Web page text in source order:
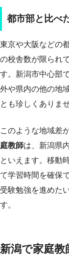
都市部と比べ
東京や大阪などの
の校舎数が限られ
す。新潟市中心部
外や県内の他の地
とも珍しくありませ
このような地域差
庭教師は、新潟県
といえます。移動
て学習時間を確保
受験勉強を進めた
す。
新潟で家庭教